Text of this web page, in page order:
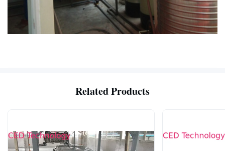
Related Products